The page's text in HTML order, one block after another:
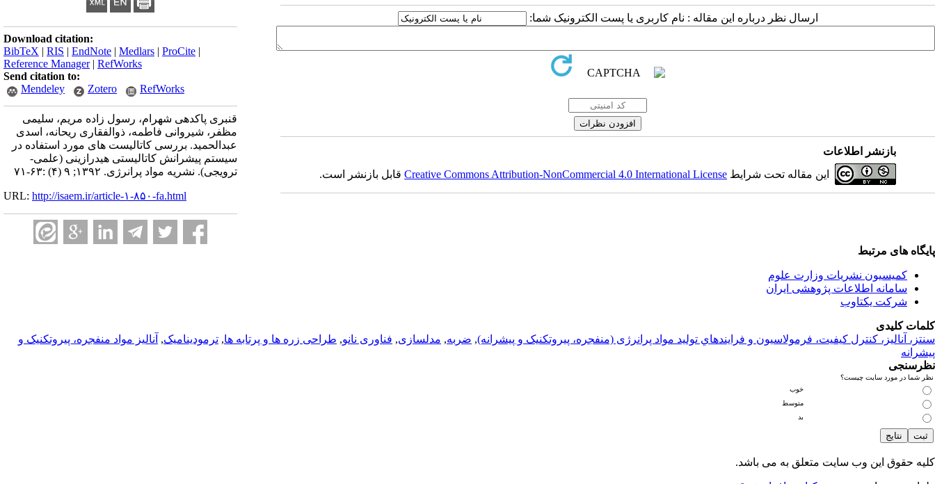
Download citation:
BibTeX | RIS | EndNote | Medlars | ProCite |
Reference Manager| RefWorks
Send citation to:
Mendeley
Zotero RefWorks
قنبری پاکدهی شهرام، رسول زاده مریم، سلیمی
مظفر، شیروانی فاطمه، ذوالفقاری ریحانه، اسدی
عبدالحمید. بررسی کاتالیست های مورد استفاده در
سیستم پیشرانش کاتالیستی هیدرازینی (علمی-
ترویجی). نشریه مواد پرانرژی. ۱۳۹۲; ۹ (۴) :۶۳-۷۱
URL: http://isaem.ir/article-۱-۸۵۰-fa.html
ارسال نظر درباره این مقاله : نام کاربری یا پست الکترونیک شما:
بازنشر اطلاعات
این مقاله تحت شرایط Creative Commons Attribution-NonCommercial 4.0 International Licenseقابل بازنشر است.
پایگاه های مرتبط
کمیسیون نشریات وزارت علوم
سامانه اطلاعات پژوهشی ایران
شرکت یکتاوب
کلمات کلیدی
سنتز، آناليز، کنترل کيفيت، فرمولاسيون و فرايندهاي توليد مواد پرانرژی (منفجره، پيروتکنيک و پيشرانه), ضربه, مدلسازی, فناوری نانو, طراحی زره ها و پرتابه ها, ترمودینامیک, آناليز مواد منفجره، پیروتکنیک و
پیشرانه
نظرسنجی
نظر شما در مورد سایت چیست؟
خوب
متوسط
بد
کلیه حقوق این وب سایت متعلق به می باشد.